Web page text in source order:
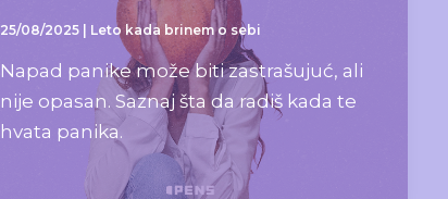
25/08/2025 Leto kada brinem o sebi
Napad panike može biti zastrašujuć, ali
nije opasan. Saznaj šta da radiš kada te
hvata panika.